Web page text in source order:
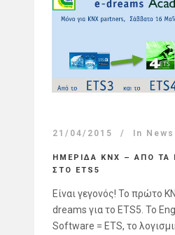
21/04/2015 In News
ΗΜΕΡΙΔΑ KNX – ΑΠΟ ΤΑ
ΣΤΟ ETS5
Είναι γεγονός! Το πρώτο
dreams για το ETS5. Το
Software = ETS, το